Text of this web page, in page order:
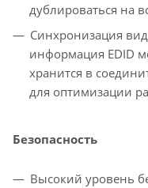
дублироваться на
Синхронизация
информация EDID
хранится в
для оптимизации
Безопасность
Высокий уровень